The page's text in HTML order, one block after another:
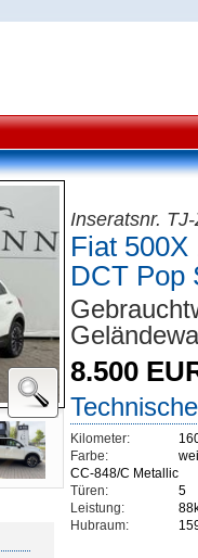
Inseratsnr.
Fiat 500X
DCT Pop
8.500
Kilometer:
Farbe:
CC-848/C Metallic
Türen:
5
Leistung:
Hubraum: